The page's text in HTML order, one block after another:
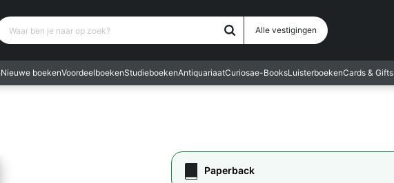
Alle vestigingen Vestiging
ben je naar op zoek?
Nieuwe boekenVoordeelboekenStudieboekenAntiquariaatCuriosae-BooksLuisterboekenCards & Gifts
Paperback